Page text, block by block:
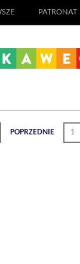
PATRONAT
POPRZEDNIE 1